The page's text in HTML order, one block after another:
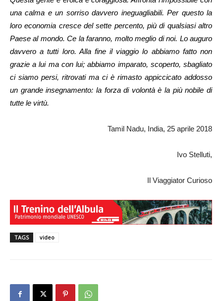
una calma e un sorriso davvero ineguagliabili. Per questo la
loro economia cresce del sette percento, più di qualsiasi altro
Paese al mondo. Ce la faranno, molto meglio di noi. Lo auguro
davvero a tutti loro. Alla fine il viaggio lo abbiamo fatto non
grazie a lui ma con lui; abbiamo imparato, scoperto, sbagliato
ci siamo persi, ritrovati ma ci è rimasto appiccicato addosso
un grande insegnamento: la forza di volontà è la più nobile di
tutte le virtù.
Tamil Nadu, India, 25 aprile 2018
Ivo Stelluti,
Il Viaggiator Curioso
TAGS video